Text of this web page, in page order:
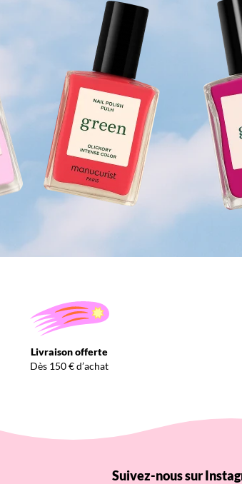
Livraison offerte
Dès 150 € d’achat
Suivez-nous sur